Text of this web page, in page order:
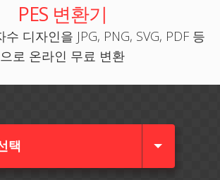
PES 변환기
디자인을 JPG, PNG, SVG, PDF 등
으로 온라인 무료 변환
택